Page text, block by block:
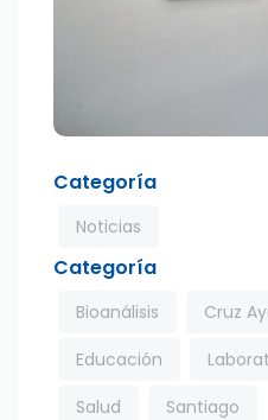
Categoría
Noticias
Categoría
Bioanálisis Cruz
Educación
Salud
Santiago